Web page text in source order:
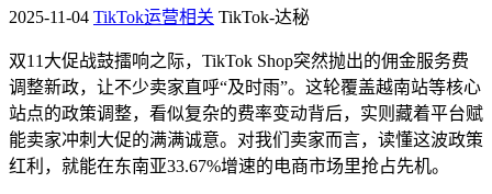
2025-11-04 TikTok运营相关 TikTok-达秘
双11大促战鼓擂响之际，TikTok Shop突然抛出的佣金服务费
调整新政，让不少卖家直呼“及时雨”。这轮覆盖越南站等核心
站点的政策调整，看似复杂的费率变动背后，实则藏着平台赋
能卖家冲刺大促的满满诚意。对我们卖家而言，读懂这波政策
红利，就能在东南亚33.67%增速的电商市场里抢占先机。